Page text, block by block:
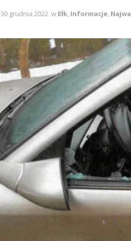
30 grudnia 2022 w Ełk, Informacje,